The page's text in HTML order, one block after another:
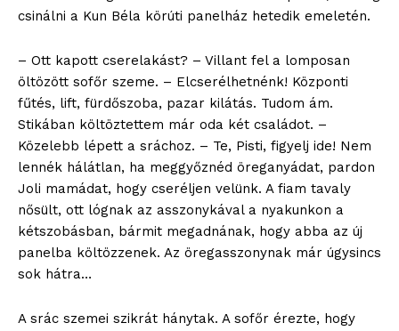
csinálni a Kun Béla körúti panelház hetedik emeletén.
– Ott kapott cserelakást? – Villant fel a lomposan
öltözött sofőr szeme. – Elcserélhetnénk! Központi
fűtés, lift, fürdőszoba, pazar kilátás. Tudom ám.
Stikában költöztettem már oda két családot. –
Közelebb lépett a sráchoz. – Te, Pisti, figyelj ide! Nem
lennék hálátlan, ha meggyőznéd öreganyádat, pardon
Joli mamádat, hogy cseréljen velünk. A fiam tavaly
nősült, ott lógnak az asszonykával a nyakunkon a
kétszobásban, bármit megadnának, hogy abba az új
panelba költözzenek. Az öregasszonynak már úgysincs
sok hátra…
A srác szemei szikrát hánytak. A sofőr érezte, hogy